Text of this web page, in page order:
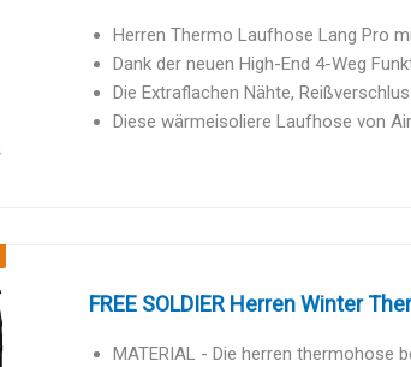
Herren Thermo Laufhose Lang Pro
Dank der neuen High-End 4-Weg
Die Extraflachen Nähte,
Diese wärmeisoliere Laufhose von
FREE SOLDIER Herren Winter
MATERIAL - Die herren thermohose